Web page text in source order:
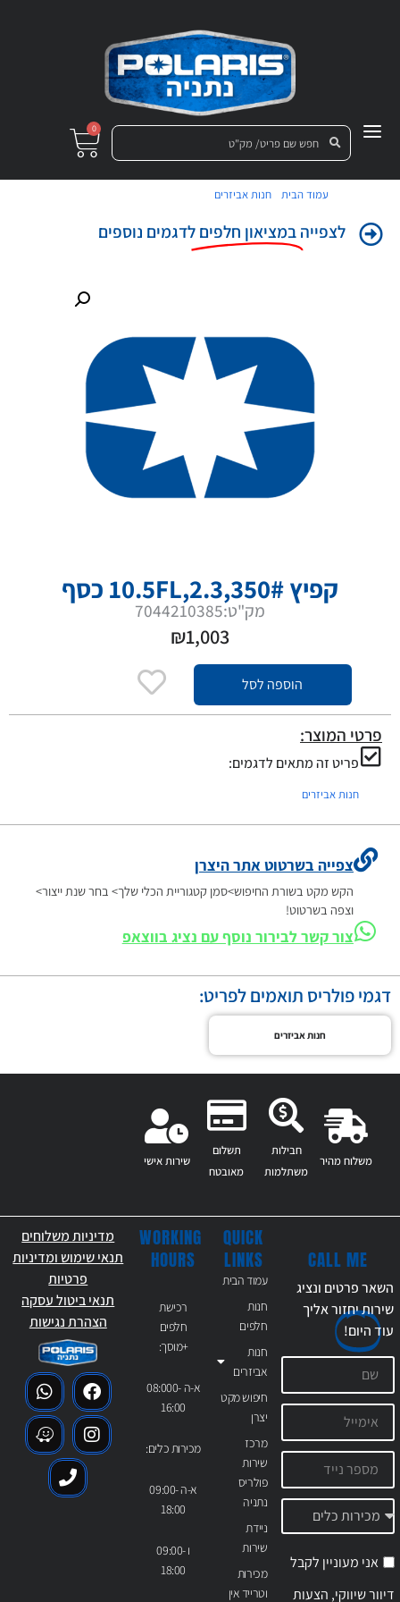
0
עמוד הבית חנות אביזרים
לצפייהבמציאון חלפים לדגמים נוספים
קפיץ 350#,10.5FL,2.3 כסף
מק"ט:7044210385
₪1,003
הוספה לסל
פרטי המוצר:
פריט זה מתאים לדגמים:
חנות אביזרים
צפייה בשרטוט אתר היצרן
הקש מקט בשורת החיפוש>סמן קטגוריית הכלי שלך> בחר שנת ייצור>
וצפה בשרטוט!
צור קשר לבירור נוסף עם נציג בווצאפ
דגמי פולריס תואמים לפריט:
חנות אביזרים
משלוח מהיר
חבילות
משתלמות
תשלום
מאובטח
שירות אישי
QUICK
LINKS
עמוד הבית
חנות
חלפים
חנות
אביזרים
חיפוש מקט
יצרן
מרכז
שירות
פולריס
נתניה
ניידת
שירות
מכירות
וטרייד אין
WORKING
HOURS
רכישת
חלפים
+מוסך:
א-ה 08:000-
16:00
מכירות כלים:
א-ה 09:00-
18:00
ו 09:00-
18:00
CALL ME
השאר פרטים ונציג
שירות יחזור אליך
עודהיום!
אני מעוניין לקבל
דיוור שיווקי, הצעות
מדיניות משלוחים
תנאי שימוש ומדיניות
פרטיות
תנאי ביטול עסקה
הצהרת נגישות